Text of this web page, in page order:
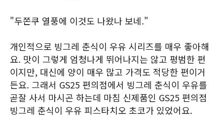
"두쫀쿠 열풍에 이것도 나왔나 보네."
개인적으로 빙그레 춘식이 우유 시리즈를 매우 좋아해
요. 맛이 그렇게 엄청나게 뛰어나지는 않고 평범한 편
이지만, 대신에 양이 매우 많고 가격도 적당한 편이거
든요. 그래서 GS25 편의점에서 빙그레 춘식이 우유를
곧잘 사서 마시곤 하는데 마침 신제품인 GS25 편의점
빙그레 춘식이 우유 피스타치오 초코가 있었어요.